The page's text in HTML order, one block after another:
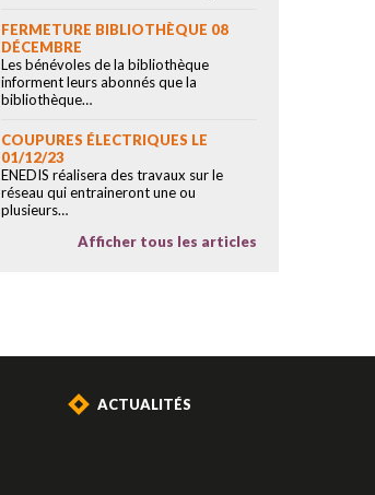
FERMETURE BIBLIOTHÈQUE 08
DÉCEMBRE
Les bénévoles de la bibliothèque
informent leurs abonnés que la
bibliothèque…
COUPURES ÉLECTRIQUES LE
01/12/23
ENEDIS réalisera des travaux sur le
réseau qui entraineront une ou
plusieurs…
Afficher tous les articles
ACTUALITÉS